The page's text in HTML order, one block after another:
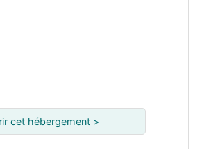
cet hébergement >